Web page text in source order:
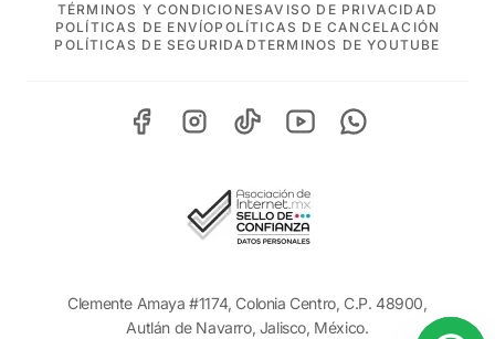
TÉRMINOS Y CONDICIONESAVISO DE PRIVACIDAD
POLÍTICAS DE ENVÍOPOLÍTICAS DE CANCELACIÓN
POLÍTICAS DE SEGURIDADTERMINOS DE YOUTUBE
Clemente Amaya #1174, Colonia Centro, C.P. 48900,
Autlán de Navarro, Jalisco, México.